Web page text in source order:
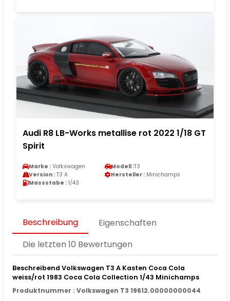
Audi R8 LB-Works metallise rot 2022 1/18 GT
Spirit
Marke : Volkswagen Modell :T3
Version : T3 A Hersteller : Minichamps
Massstabe : 1/43
Beschreibung
Eigenschaften
Die letzten 10 Bewertungen
Beschreibend Volkswagen T3 A Kasten Coca Cola
weiss/rot 1983 Coca Cola Collection 1/43 Minichamps
Produktnummer : Volkswagen T3 19612.00000000044